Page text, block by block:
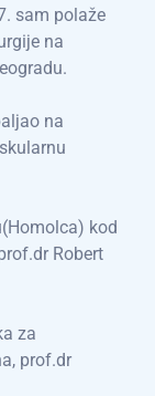
sam polaže
na
na
kod
Robert
za
prof.dr